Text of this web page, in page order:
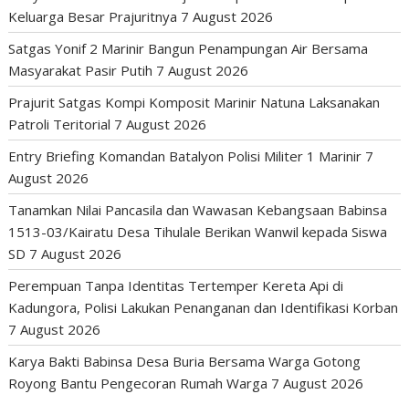
Keluarga Besar Prajuritnya 7 August 2026
Satgas Yonif 2 Marinir Bangun Penampungan Air Bersama
Masyarakat Pasir Putih 7 August 2026
Prajurit Satgas Kompi Komposit Marinir Natuna Laksanakan
Patroli Teritorial 7 August 2026
Entry Briefing Komandan Batalyon Polisi Militer 1 Marinir 7
August 2026
Tanamkan Nilai Pancasila dan Wawasan Kebangsaan Babinsa
1513-03/Kairatu Desa Tihulale Berikan Wanwil kepada Siswa
SD 7 August 2026
Perempuan Tanpa Identitas Tertemper Kereta Api di
Kadungora, Polisi Lakukan Penanganan dan Identifikasi Korban
7 August 2026
Karya Bakti Babinsa Desa Buria Bersama Warga Gotong
Royong Bantu Pengecoran Rumah Warga 7 August 2026